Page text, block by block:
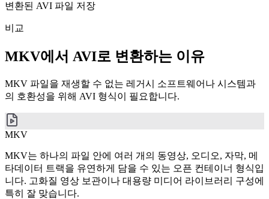
변환된 AVI 파일 저장
비교
MKV에서 AVI로 변환하는 이유
MKV 파일을 재생할 수 없는 레거시 소프트웨어나 시스템과
의 호환성을 위해 AVI 형식이 필요합니다.
MKV
MKV는 하나의 파일 안에 여러 개의 동영상, 오디오, 자막, 메
타데이터 트랙을 유연하게 담을 수 있는 오픈 컨테이너 형식입
니다. 고화질 영상 보관이나 대용량 미디어 라이브러리 구성에
특히 잘 맞습니다.